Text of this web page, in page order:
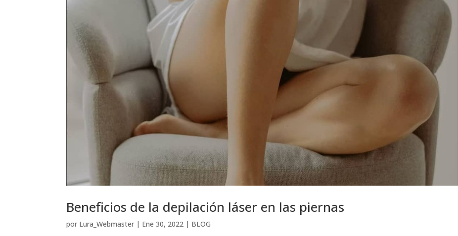
Beneficios de la depilación láser en las piernas
por Lura_Webmaster | Ene 30, 2022 | BLOG